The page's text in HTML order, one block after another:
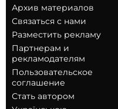
Архив материалов
Связаться с нами
Разместить рекламу
Партнерам и
рекламодателям
Пользовательское
соглашение
Стать автором